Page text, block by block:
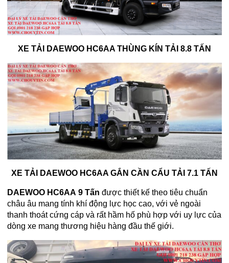
XE TẢI DAEWOO HC6AA THÙNG KÍN TẢI 8.8 TẤN
XE TẢI DAEWOO HC6AA GẮN CẦN CẨU TẢI 7.1 TẤN
DAEWOO HC6AA 9 Tấn được thiết kế theo tiêu chuẩn
châu âu mang tính khí động lực học cao, với vẻ ngoài
thanh thoát cứng cáp và rất hầm hố phù hợp với uy lực của
dòng xe mang thương hiệu hàng đầu thế giới.